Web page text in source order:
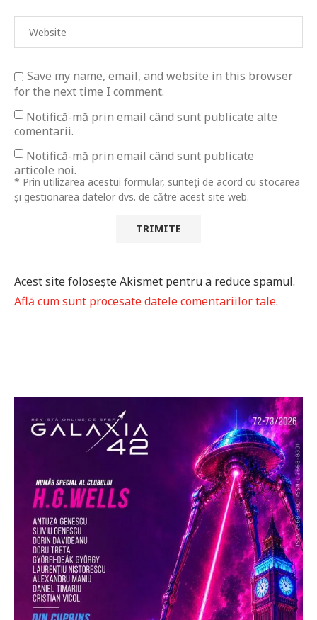
Save my name, email, and website in this browser
for the next time I comment.
Notifică-mă prin email când sunt publicate alte
comentarii.
Notifică-mă prin email când sunt publicate
articole noi.
* Prin utilizarea acestui formular, sunteți de acord cu stocarea
și gestionarea datelor dvs. de către acest site web.
Acest site folosește Akismet pentru a reduce spamul.
Află cum sunt procesate datele comentariilor tale.